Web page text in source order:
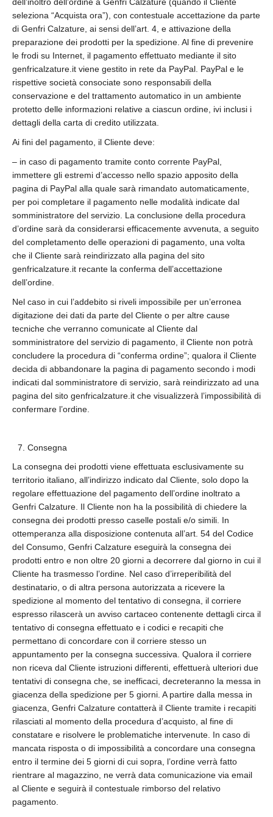
seleziona “Acquista ora”), con contestuale accettazione da parte
di Genfri Calzature, ai sensi dell’art. 4, e attivazione della
preparazione dei prodotti per la spedizione. Al fine di prevenire
le frodi su Internet, il pagamento effettuato mediante il sito
genfricalzature.it viene gestito in rete da PayPal. PayPal e le
rispettive società consociate sono responsabili della
conservazione e del trattamento automatico in un ambiente
protetto delle informazioni relative a ciascun ordine, ivi inclusi i
dettagli della carta di credito utilizzata.
Ai fini del pagamento, il Cliente deve:
– in caso di pagamento tramite conto corrente PayPal,
immettere gli estremi d’accesso nello spazio apposito della
pagina di PayPal alla quale sarà rimandato automaticamente,
per poi completare il pagamento nelle modalità indicate dal
somministratore del servizio. La conclusione della procedura
d’ordine sarà da considerarsi efficacemente avvenuta, a seguito
del completamento delle operazioni di pagamento, una volta
che il Cliente sarà reindirizzato alla pagina del sito
genfricalzature.it recante la conferma dell’accettazione
dell’ordine.
Nel caso in cui l’addebito si riveli impossibile per un’erronea
digitazione dei dati da parte del Cliente o per altre cause
tecniche che verranno comunicate al Cliente dal
somministratore del servizio di pagamento, il Cliente non potrà
concludere la procedura di “conferma ordine”; qualora il Cliente
decida di abbandonare la pagina di pagamento secondo i modi
indicati dal somministratore di servizio, sarà reindirizzato ad una
pagina del sito genfricalzature.it che visualizzerà l’impossibilità di
confermare l’ordine.
Consegna
La consegna dei prodotti viene effettuata esclusivamente su
territorio italiano, all’indirizzo indicato dal Cliente, solo dopo la
regolare effettuazione del pagamento dell’ordine inoltrato a
Genfri Calzature. Il Cliente non ha la possibilità di chiedere la
consegna dei prodotti presso caselle postali e/o simili. In
ottemperanza alla disposizione contenuta all’art. 54 del Codice
del Consumo, Genfri Calzature eseguirà la consegna dei
prodotti entro e non oltre 20 giorni a decorrere dal giorno in cui il
Cliente ha trasmesso l’ordine. Nel caso d’irreperibilità del
destinatario, o di altra persona autorizzata a ricevere la
spedizione al momento del tentativo di consegna, il corriere
espresso rilascerà un avviso cartaceo contenente dettagli circa il
tentativo di consegna effettuato e i codici e recapiti che
permettano di concordare con il corriere stesso un
appuntamento per la consegna successiva. Qualora il corriere
non riceva dal Cliente istruzioni differenti, effettuerà ulteriori due
tentativi di consegna che, se inefficaci, decreteranno la messa in
giacenza della spedizione per 5 giorni. A partire dalla messa in
giacenza, Genfri Calzature contatterà il Cliente tramite i recapiti
rilasciati al momento della procedura d’acquisto, al fine di
constatare e risolvere le problematiche intervenute. In caso di
mancata risposta o di impossibilità a concordare una consegna
entro il termine dei 5 giorni di cui sopra, l’ordine verrà fatto
rientrare al magazzino, ne verrà data comunicazione via email
al Cliente e seguirà il contestuale rimborso del relativo
pagamento.